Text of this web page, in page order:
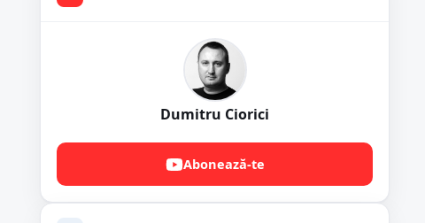
Dumitru Ciorici
Abonează-te